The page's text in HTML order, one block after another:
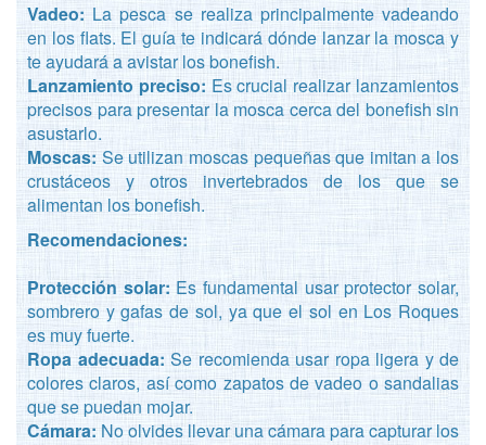
Vadeo: La pesca se realiza principalmente vadeando
en los flats. El guía te indicará dónde lanzar la mosca y
te ayudará a avistar los bonefish.
Lanzamiento preciso: Es crucial realizar lanzamientos
precisos para presentar la mosca cerca del bonefish sin
asustarlo.
Moscas: Se utilizan moscas pequeñas que imitan a los
crustáceos y otros invertebrados de los que se
alimentan los bonefish.
Recomendaciones:
Protección solar: Es fundamental usar protector solar,
sombrero y gafas de sol, ya que el sol en Los Roques
es muy fuerte.
Ropa adecuada: Se recomienda usar ropa ligera y de
colores claros, así como zapatos de vadeo o sandalias
que se puedan mojar.
Cámara: No olvides llevar una cámara para capturar los